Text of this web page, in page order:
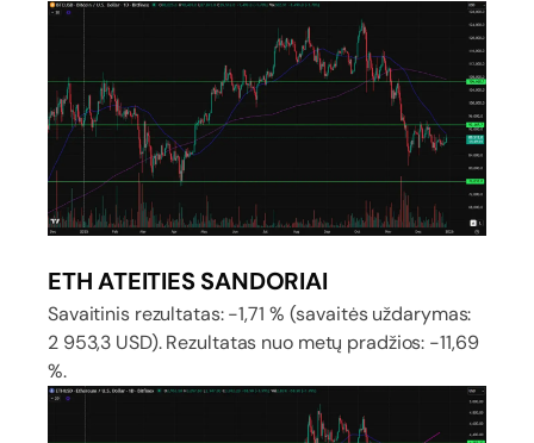
ETH ATEITIES SANDORIAI
Savaitinis rezultatas: -1,71 % (savaitės uždarymas:
2 953,3 USD). Rezultatas nuo metų pradžios: -11,69
%.